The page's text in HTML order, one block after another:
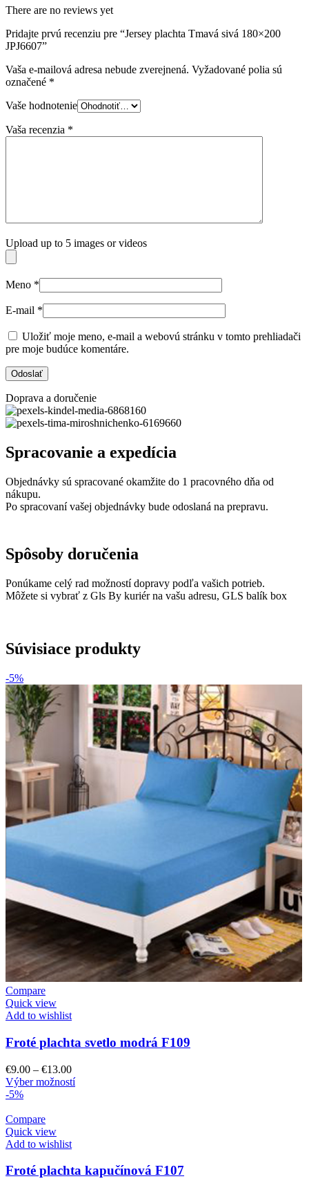
There are no reviews yet
Pridajte prvú recenziu pre “Jersey plachta Tmavá sivá 180×200
JPJ6607”
Vaša e-mailová adresa nebude zverejnená. Vyžadované polia sú
označené *
Vaše hodnotenie
Vaša recenzia *
Upload up to 5 images or videos
Meno *
E-mail *
Uložiť moje meno, e-mail a webovú stránku v tomto prehliadači
pre moje budúce komentáre.
Doprava a doručenie
Spracovanie a expedícia
Objednávky sú spracované okamžite do 1 pracovného dňa od
nákupu.
Po spracovaní vašej objednávky bude odoslaná na prepravu.
Spôsoby doručenia
Ponúkame celý rad možností dopravy podľa vašich potrieb.
Môžete si vybrať z Gls By kuriér na vašu adresu, GLS balík box
Súvisiace produkty
-5%
Compare
Quick view
Add to wishlist
Froté plachta svetlo modrá F109
€9.00 – €13.00Price
range:
Výber možnostíTento
môžete
vybrať
-5%
Compare
Quick view
Add to wishlist
Froté plachta kapučínová F107